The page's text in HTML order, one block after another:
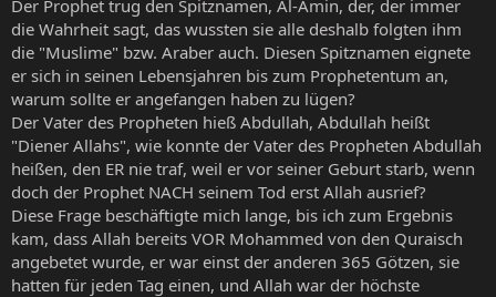
Der Prophet trug den Spitznamen, Al-Amin, der, der immer
die Wahrheit sagt, das wussten sie alle deshalb folgten ihm
die "Muslime" bzw. Araber auch. Diesen Spitznamen eignete
er sich in seinen Lebensjahren bis zum Prophetentum an,
warum sollte er angefangen haben zu lügen?
Der Vater des Propheten hieß Abdullah, Abdullah heißt
"Diener Allahs", wie konnte der Vater des Propheten Abdullah
heißen, den ER nie traf, weil er vor seiner Geburt starb, wenn
doch der Prophet NACH seinem Tod erst Allah ausrief?
Diese Frage beschäftigte mich lange, bis ich zum Ergebnis
kam, dass Allah bereits VOR Mohammed von den Quraisch
angebetet wurde, er war einst der anderen 365 Götzen, sie
hatten für jeden Tag einen, und Allah war der höchste